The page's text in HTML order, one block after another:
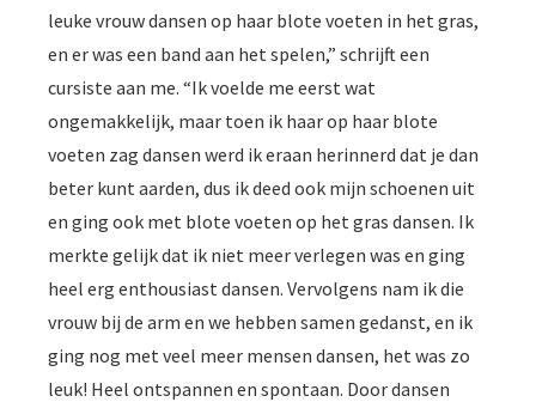
leuke vrouw dansen op haar blote voeten in het gras,
en er was een band aan het spelen,” schrijft een
cursiste aan me. “Ik voelde me eerst wat
ongemakkelijk, maar toen ik haar op haar blote
voeten zag dansen werd ik eraan herinnerd dat je dan
beter kunt aarden, dus ik deed ook mijn schoenen uit
en ging ook met blote voeten op het gras dansen. Ik
merkte gelijk dat ik niet meer verlegen was en ging
heel erg enthousiast dansen. Vervolgens nam ik die
vrouw bij de arm en we hebben samen gedanst, en ik
ging nog met veel meer mensen dansen, het was zo
leuk! Heel ontspannen en spontaan. Door dansen